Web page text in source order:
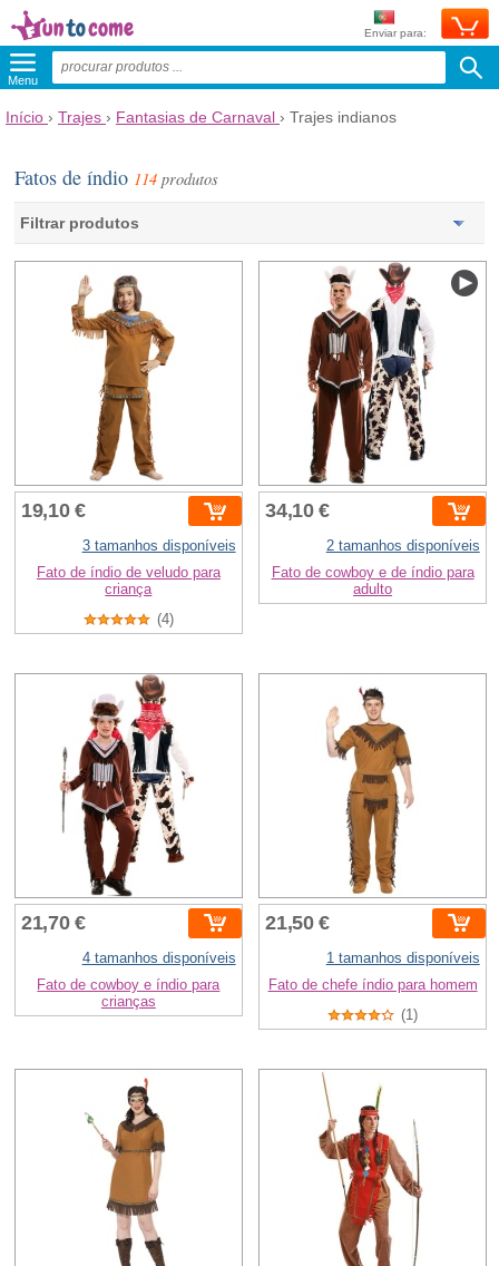
Enviar para:
Menu
Início › Trajes › Fantasias de Carnaval › Trajes indianos
Fatos de índio 114 produtos
Filtrar produtos
19,10 €
3 tamanhos disponíveis
Fato de índio de veludo para
criança
(4)
34,10 €
2 tamanhos disponíveis
Fato de cowboy e de índio para
adulto
21,70 €
4 tamanhos disponíveis
Fato de cowboy e índio para
crianças
21,50 €
1 tamanhos disponíveis
Fato de chefe índio para homem
(1)